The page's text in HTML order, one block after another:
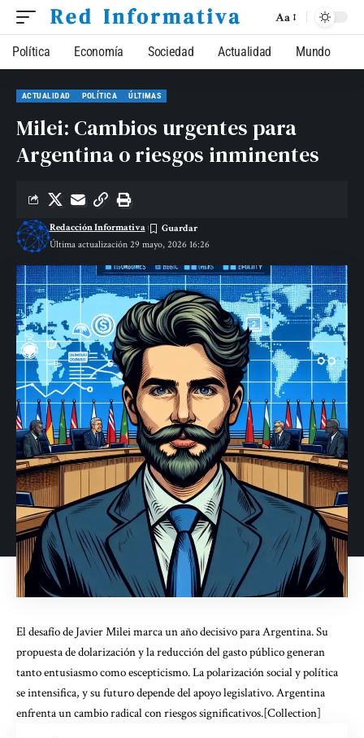
Aa
Política Economía Sociedad Actualidad Mundo
ACTUALIDAD POLÍTICA ÚLTIMAS
Milei: Cambios urgentes para
Argentina o riesgos inminentes
Última actualización 29 mayo, 2026 16:26
Redacción Informativa
El desafío de Javier Milei marca un año decisivo para Argentina. Su
propuesta de dolarización y la reducción del gasto público generan
tanto entusiasmo como escepticismo. La polarización social y política
se intensifica, y su futuro depende del apoyo legislativo. Argentina
enfrenta un cambio radical con riesgos significativos.[Collection]